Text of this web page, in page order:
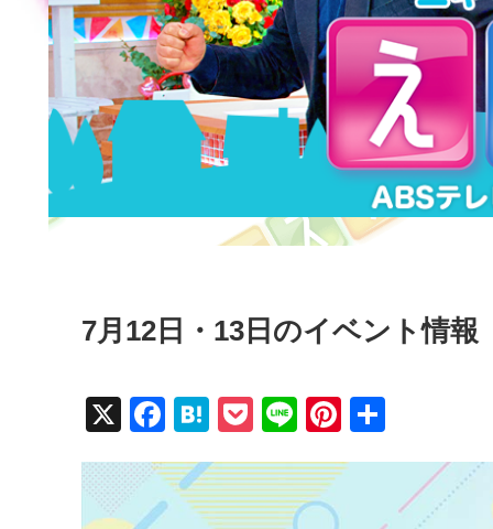
7月12日・13日のイベント情報
X
F
c
e
H
e
n
P
ck
et
Li
e
Pi
er